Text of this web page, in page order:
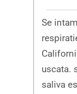
Se
uscata.
saliva